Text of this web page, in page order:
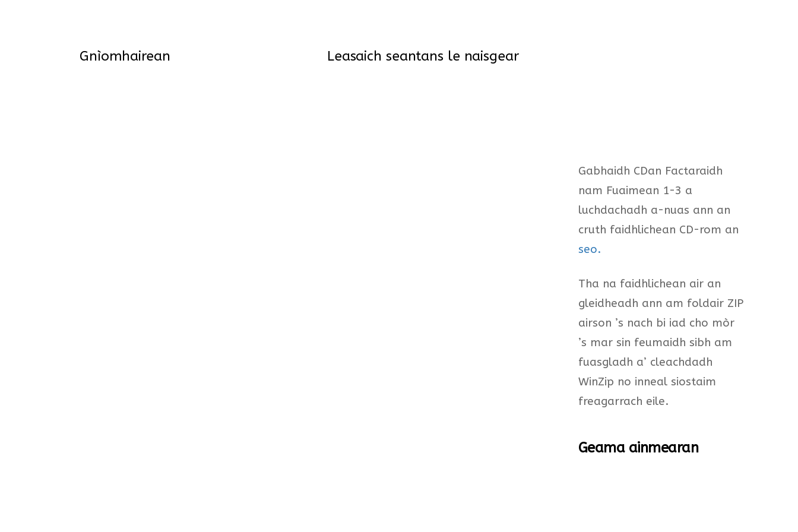
Gnìomhairean Leasaich seantans le naisgear
Gabhaidh CDan Factaraidh
nam Fuaimean 1-3 a
luchdachadh a-nuas ann an
cruth faidhlichean CD-rom an
seo.
Tha na faidhlichean air an
gleidheadh ann am foldair ZIP
airson ’s nach bi iad cho mòr
’s mar sin feumaidh sibh am
fuasgladh a’ cleachdadh
WinZip no inneal siostaim
freagarrach eile.
Geama ainmearan